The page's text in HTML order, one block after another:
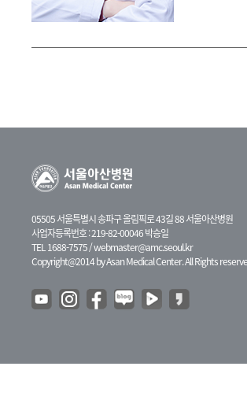
05505 서울특별시 송파구 올림픽로 43길 88 서울아산병원
사업자등록번호 : 219-82-00046 박승일
TEL 1688-7575 /webmaster@amc.seoul.kr
Copyright@2014 by Asan Medical Center. All Rights